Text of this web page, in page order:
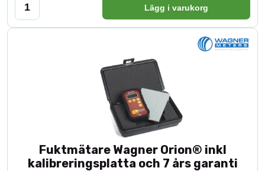
Lägg i varukorg
Fuktmätare Wagner Orion® inkl
kalibreringsplatta och 7 års garanti